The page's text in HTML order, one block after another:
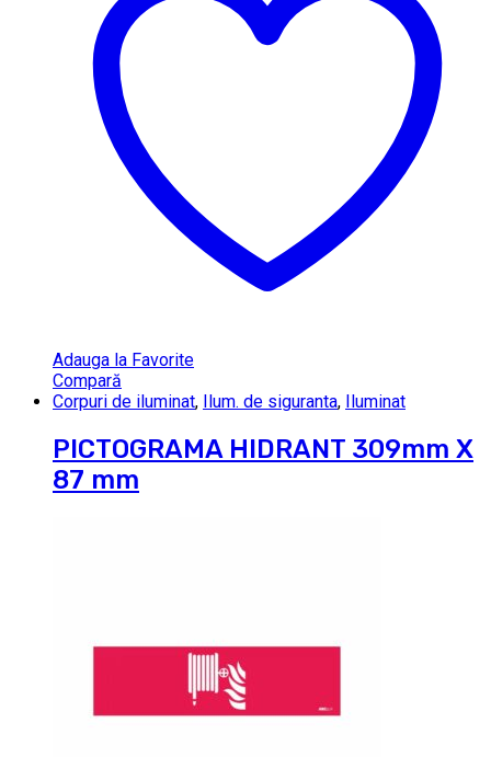
Adauga la Favorite
Compară
Corpuri de iluminat, Ilum. de siguranta, Iluminat
PICTOGRAMA HIDRANT 309mm X
87 mm